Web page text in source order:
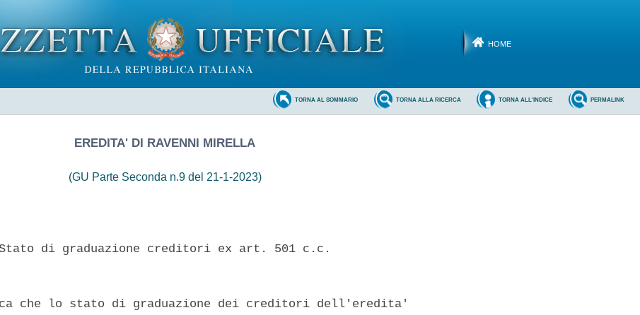
HOME
PERMALINK
TORNA ALL'INDICE
TORNA ALLA RICERCA
TORNA AL SOMMARIO
EREDITA' DI RAVENNI MIRELLA
(GU Parte Seconda n.9 del 21-1-2023)
di graduazione creditori ex art. 501 c.c.
che lo stato di graduazione dei creditori dell'eredita'